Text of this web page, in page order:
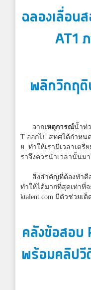
ฉลองเลื่อน
AT1
พลิกวิกฤติ
จากเหตุการณ์น้ำท่
T ออกไป สทศได้กำหน
ย. ทำให้เรามีเวลาเตรี
ราจึงควรนำเวลานั้นม
สิ่งสำคัญที่ต้องทำคือ
ทำให้ได้มากที่สุดเท่าที่
ktalent.com มีตัวช่วยเ
คลังข้อสอบ
พร้อมคลิปวี